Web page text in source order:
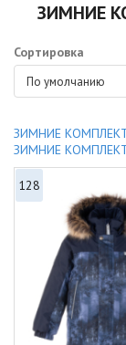
ЗИМНИЕ
Сортировка
По умолчанию
ЗИМНИЕ
ЗИМНИЕ
128